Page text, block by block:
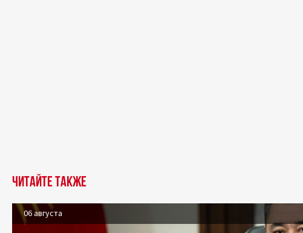
Читайте также
06 августа